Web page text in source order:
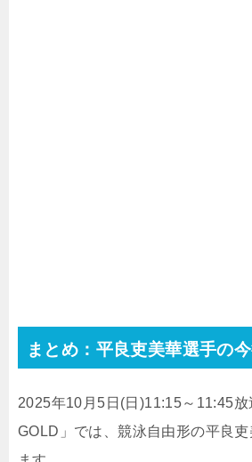
まとめ：平良吏美華選手の
2025年10月5日(日)11:15～11:45放
GOLD」では、競泳自由形の平良